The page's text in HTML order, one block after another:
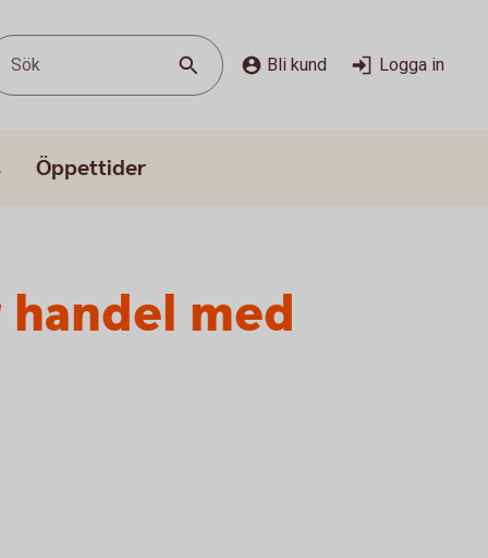
Sök Bli kund Logga in
Öppettider
med